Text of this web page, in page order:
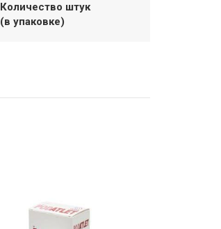
Количество штук
(в упаковке)